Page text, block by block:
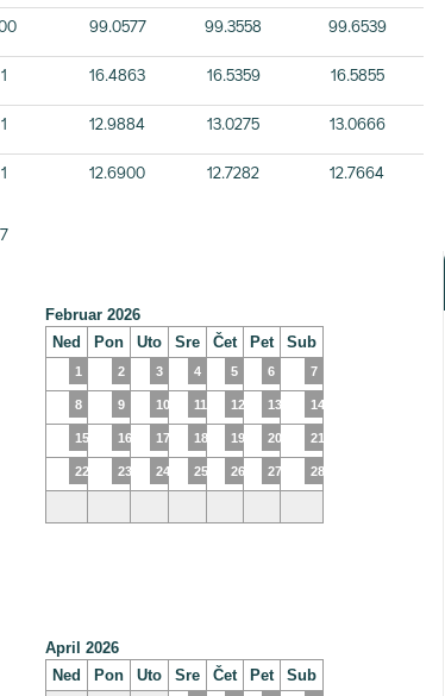
99.0577 99.3558 99.6539
1 16.4863 16.5359 16.5855
1 12.9884 13.0275 13.0666
1 12.6900 12.7282 12.7664
Februar 2026
Ned
Pon Uto Sre Čet Pet Sub
1 2 3 4 5 6 7
8 9 10 11 12 13 14
15 16 17 18 19 20 21
22 23 24 25 26 27 28
April 2026
Ned
Pon Uto Sre Čet Pet Sub